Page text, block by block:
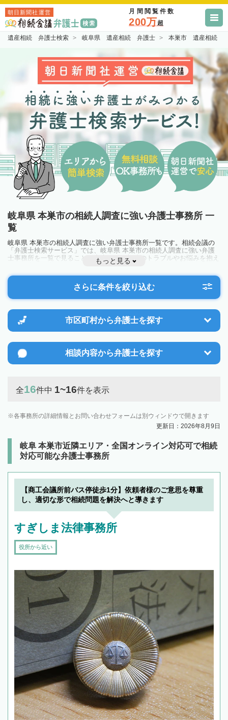
朝日新聞社運営 月間閲覧件数
200万超
遺産相続 弁護士検索 岐阜県 遺産相続 弁護士 本巣市 遺産相続
岐阜県 本巣市の相続人調査に強い弁護士事務所 一
覧
岐阜県 本巣市の相続人調査に強い弁護士事務所一覧です。相続会議の
「弁護士検索サービス」では、岐阜県 本巣市の相続人調査に強い弁護
士事務所を一覧で見ることが出来ます。相続のトラブルやお悩みを抱え
ている方は一度近隣の弁護士に相談してみましょう。
もっと見る
さらに条件を絞り込む
市区町村から弁護士を探す
相談内容から弁護士を探す
全16件中 1~16件を表示
各事務所の詳細情報とお問い合わせフォームは別ウィンドウで開きます
更新日：2026年8月9日
岐阜 本巣市近隣エリア・全国オンライン対応可で相続
対応可能な弁護士事務所
【商工会議所前バス停徒歩1分】依頼者様のご意思を尊重
し、適切な形で相続問題を解決へと導きます
すぎしま法律事務所
役所から近い